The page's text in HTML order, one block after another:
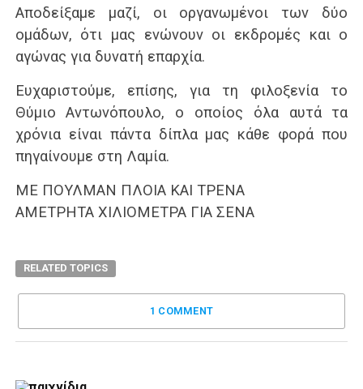
Αποδείξαμε μαζί, οι οργανωμένοι των δύο
ομάδων, ότι μας ενώνουν οι εκδρομές και ο
αγώνας για δυνατή επαρχία.
Ευχαριστούμε, επίσης, για τη φιλοξενία το
Θύμιο Αντωνόπουλο, ο οποίος όλα αυτά τα
χρόνια είναι πάντα δίπλα μας κάθε φορά που
πηγαίνουμε στη Λαμία.
ΜΕ ΠΟΥΛΜΑΝ ΠΛΟΙΑ ΚΑΙ ΤΡΕΝΑ
ΑΜΕΤΡΗΤΑ ΧΙΛΙΟΜΕΤΡΑ ΓΙΑ ΣΕΝΑ
RELATED TOPICS
1 COMMENT